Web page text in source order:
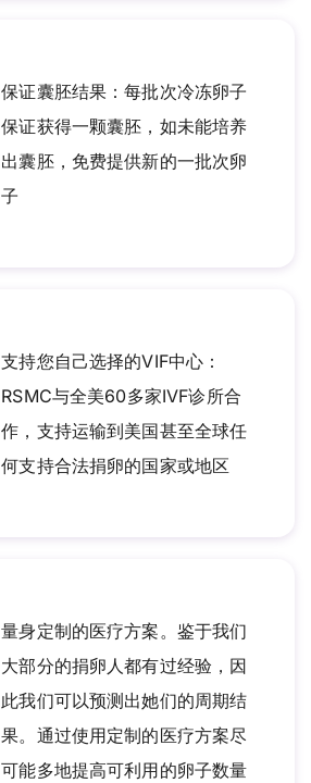
保证囊胚结果：每批次冷冻卵子
保证获得一颗囊胚，如未能培养
出囊胚，免费提供新的一批次卵
子
支持您自己选择的VIF中心：
RSMC与全美60多家IVF诊所合
作，支持运输到美国甚至全球任
何支持合法捐卵的国家或地区
量身定制的医疗方案。鉴于我们
大部分的捐卵人都有过经验，因
此我们可以预测出她们的周期结
果。通过使用定制的医疗方案尽
可能多地提高可利用的卵子数量